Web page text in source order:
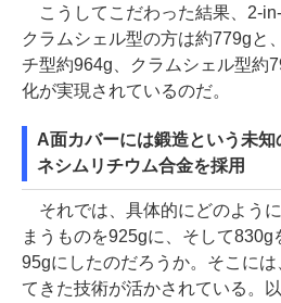
こうしてこだわった結果、2-in-
クラムシェル型の方は約779gと
チ型約964g、クラムシェル型約
化が実現されているのだ。
A面カバーには鍛造という未
ネシムリチウム合金を採用
それでは、具体的にどのよう
まうものを925gに、そして830g
95gにしたのだろうか。そこに
てきた技術が活かされている。